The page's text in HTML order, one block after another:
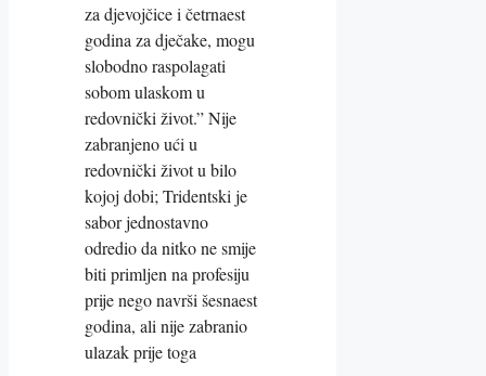
za djevojčice i četrnaest
godina za dječake, mogu
slobodno raspolagati
sobom ulaskom u
redovnički život.” Nije
zabranjeno ući u
redovnički život u bilo
kojoj dobi; Tridentski je
sabor jednostavno
odredio da nitko ne smije
biti primljen na profesiju
prije nego navrši šesnaest
godina, ali nije zabranio
ulazak prije toga